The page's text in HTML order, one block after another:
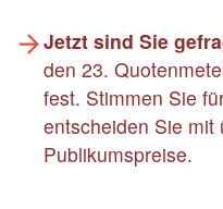
Jetzt sind Sie
den 23.
fest. Stimmen Sie
entscheiden Sie mit
Publikumspreise.